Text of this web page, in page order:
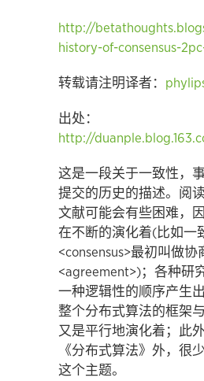
http://
history-of-consensus-
转载请注明译者：
出处：
http://
这是一段关于一致性，
提交的历史的描述。阅
文献可能会有些困难，
在不断的演化着(比如一
<consensus>最初叫做协
<agreement>)；各种研
一种逻辑性的顺序产生
整个分布式算法的框架
又是平行地演化着；此
《分布式算法》外，很
这个主题。